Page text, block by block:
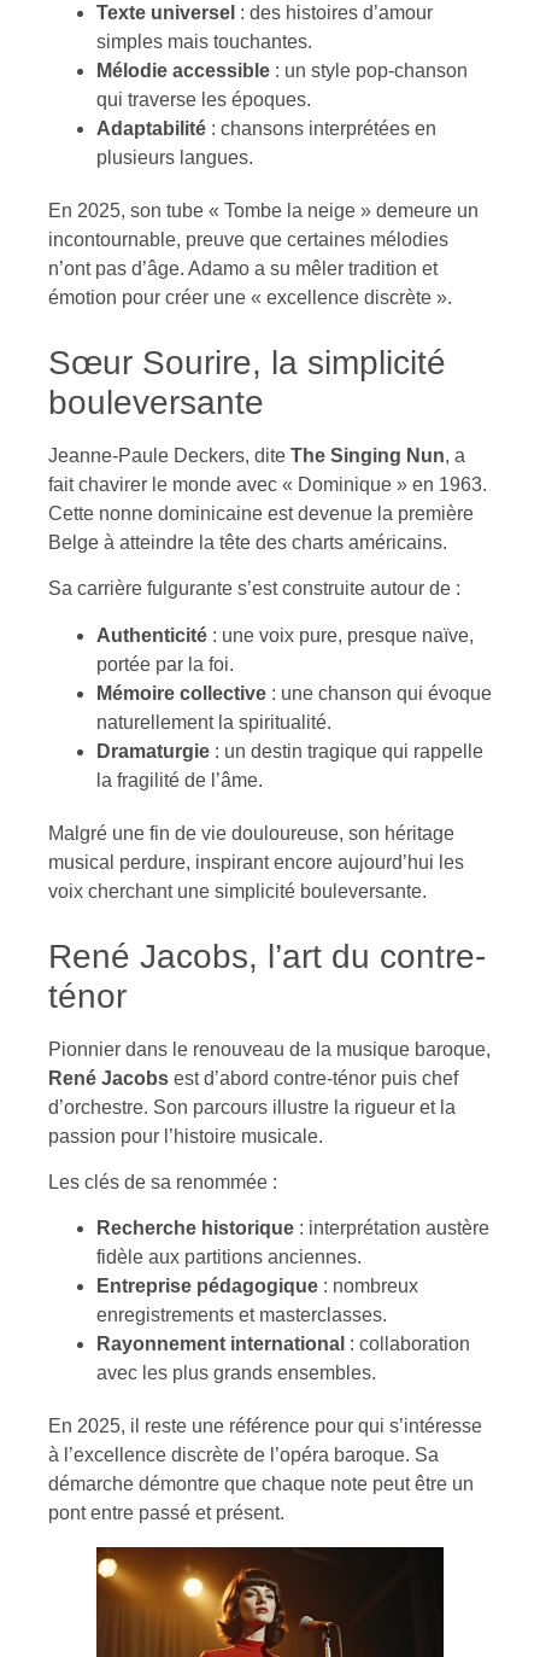
Texte universel : des histoires d’amour
simples mais touchantes.
Mélodie accessible : un style pop-chanson
qui traverse les époques.
Adaptabilité : chansons interprétées en
plusieurs langues.
En 2025, son tube « Tombe la neige » demeure un
incontournable, preuve que certaines mélodies
n’ont pas d’âge. Adamo a su mêler tradition et
émotion pour créer une « excellence discrète ».
Sœur Sourire, la simplicité
bouleversante
Jeanne-Paule Deckers, dite The Singing Nun, a
fait chavirer le monde avec « Dominique » en 1963.
Cette nonne dominicaine est devenue la première
Belge à atteindre la tête des charts américains.
Sa carrière fulgurante s’est construite autour de :
Authenticité : une voix pure, presque naïve,
portée par la foi.
Mémoire collective : une chanson qui évoque
naturellement la spiritualité.
Dramaturgie : un destin tragique qui rappelle
la fragilité de l’âme.
Malgré une fin de vie douloureuse, son héritage
musical perdure, inspirant encore aujourd’hui les
voix cherchant une simplicité bouleversante.
René Jacobs, l’art du contre-
ténor
Pionnier dans le renouveau de la musique baroque,
René Jacobs est d’abord contre-ténor puis chef
d’orchestre. Son parcours illustre la rigueur et la
passion pour l’histoire musicale.
Les clés de sa renommée :
Recherche historique : interprétation austère
fidèle aux partitions anciennes.
Entreprise pédagogique : nombreux
enregistrements et masterclasses.
Rayonnement international : collaboration
avec les plus grands ensembles.
En 2025, il reste une référence pour qui s’intéresse
à l’excellence discrète de l’opéra baroque. Sa
démarche démontre que chaque note peut être un
pont entre passé et présent.